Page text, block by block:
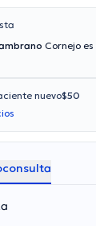
Cornejo
nuevo$50